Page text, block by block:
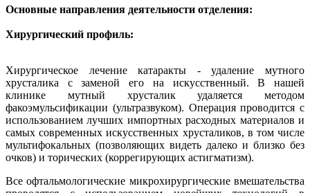
Основные направления деятельности отделения:
Хирургический профиль:
Хирургическое лечение катаракты - удаление мутного
хрусталика с заменой его на искусственный. В нашей
клинике мутный хрусталик удаляется методом
факоэмульсификации (ультразвуком). Операция проводится с
использованием лучших импортных расходных материалов и
самых современных искусственных хрусталиков, в том числе
мультифокальных (позволяющих видеть далеко и близко без
очков) и торических (коррегирующих астигматизм).
Все офтальмологические микрохирургические вмешательства